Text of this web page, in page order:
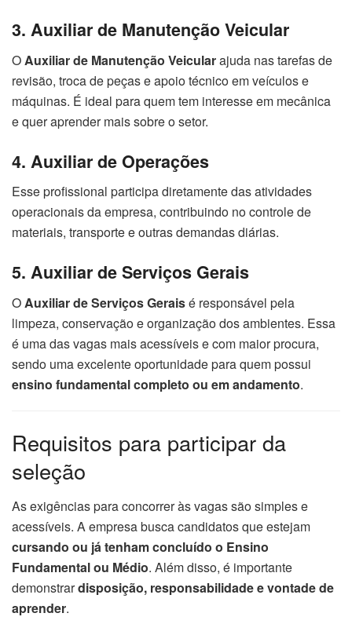
3. Auxiliar de Manutenção Veicular
OAuxiliar de Manutenção Veicularajuda nas tarefas de
revisão, troca de peças e apoio técnico em veículos e
máquinas. É ideal para quem tem interesse em mecânica
e quer aprender mais sobre o setor.
4. Auxiliar de Operações
Esse profissional participa diretamente das atividades
operacionais da empresa, contribuindo no controle de
materiais, transporte e outras demandas diárias.
5. Auxiliar de Serviços Gerais
OAuxiliar de Serviços Geraisé responsável pela
limpeza, conservação e organização dos ambientes. Essa
é uma das vagas mais acessíveis e com maior procura,
sendo uma excelente oportunidade para quem possui
ensino fundamental completo ou em andamento.
Requisitos para participar da
seleção
As exigências para concorrer às vagas são simples e
acessíveis. A empresa busca candidatos que estejam
cursando ou já tenham concluído o Ensino
Fundamental ou Médio. Além disso, é importante
demonstrardisposição, responsabilidade e vontade de
aprender.